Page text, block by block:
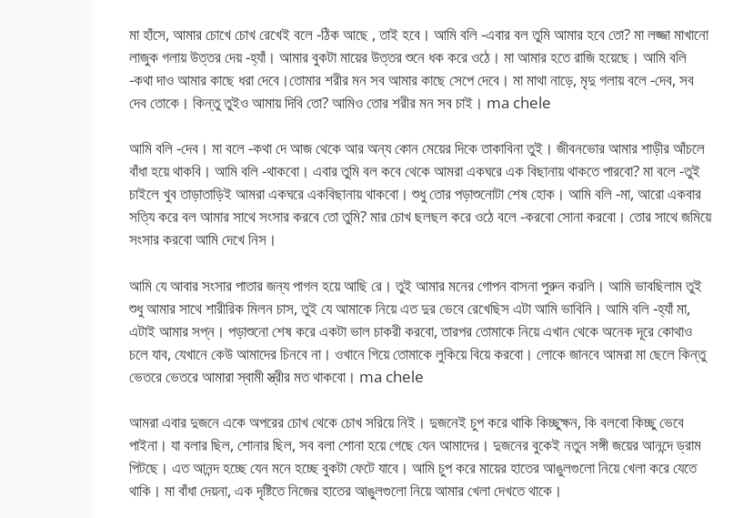
মা হাঁসে, আমার চোখে চোখ রেখেই বলে -ঠিক আছে , তাই হবে। আমি বলি -এবার বল তুমি আমার হবে তো? মা লজ্জা মাখানো
লাজুক গলায় উত্তর দেয় -হ্যাঁ। আমার বুকটা মায়ের উত্তর শুনে ধক করে ওঠে। মা আমার হতে রাজি হয়েছে। আমি বলি
-কথা দাও আমার কাছে ধরা দেবে।তোমার শরীর মন সব আমার কাছে সেপে দেবে। মা মাথা নাড়ে, মৃদু গলায় বলে -দেব, সব
দেব তোকে। কিন্তু তুইও আমায় দিবি তো? আমিও তোর শরীর মন সব চাই। ma chele
আমি বলি -দেব। মা বলে -কথা দে আজ থেকে আর অন্য কোন মেয়ের দিকে তাকাবিনা তুই। জীবনভোর আমার শাড়ীর আঁচলে
বাঁধা হয়ে থাকবি। আমি বলি -থাকবো। এবার তুমি বল কবে থেকে আমরা একঘরে এক বিছানায় থাকতে পারবো? মা বলে -তুই
চাইলে খুব তাড়াতাড়িই আমরা একঘরে একবিছানায় থাকবো। শুধু তোর পড়াশুনোটা শেষ হোক। আমি বলি -মা, আরো একবার
সত্যি করে বল আমার সাথে সংসার করবে তো তুমি? মার চোখ ছলছল করে ওঠে বলে -করবো সোনা করবো। তোর সাথে জমিয়ে
সংসার করবো আমি দেখে নিস।
আমি যে আবার সংসার পাতার জন্য পাগল হয়ে আছি রে। তুই আমার মনের গোপন বাসনা পুরুন করলি। আমি ভাবছিলাম তুই
শুধু আমার সাথে শারীরিক মিলন চাস, তুই যে আমাকে নিয়ে এত দুর ভেবে রেখেছিস এটা আমি ভাবিনি। আমি বলি -হ্যাঁ মা,
এটাই আমার সপ্ন। পড়াশুনো শেষ করে একটা ভাল চাকরী করবো, তারপর তোমাকে নিয়ে এখান থেকে অনেক দূরে কোথাও
চলে যাব, যেখানে কেউ আমাদের চিনবে না। ওখানে গিয়ে তোমাকে লুকিয়ে বিয়ে করবো। লোকে জানবে আমরা মা ছেলে কিন্তু
ভেতরে ভেতরে আমারা স্বামী স্ত্রীর মত থাকবো। ma chele
আমরা এবার দুজনে একে অপরের চোখ থেকে চোখ সরিয়ে নিই। দুজনেই চুপ করে থাকি কিচ্ছুক্ষন, কি বলবো কিচ্ছু ভেবে
পাইনা। যা বলার ছিল, শোনার ছিল, সব বলা শোনা হয়ে গেছে যেন আমাদের। দুজনের বুকেই নতুন সঙ্গী জয়ের আনন্দে ড্রাম
পিটছে। এত আনন্দ হচ্ছে যেন মনে হচ্ছে বুকটা ফেটে যাবে। আমি চুপ করে মায়ের হাতের আঙুলগুলো নিয়ে খেলা করে যেতে
থাকি। মা বাঁধা দেয়না, এক দৃষ্টিতে নিজের হাতের আঙুলগুলো নিয়ে আমার খেলা দেখতে থাকে।